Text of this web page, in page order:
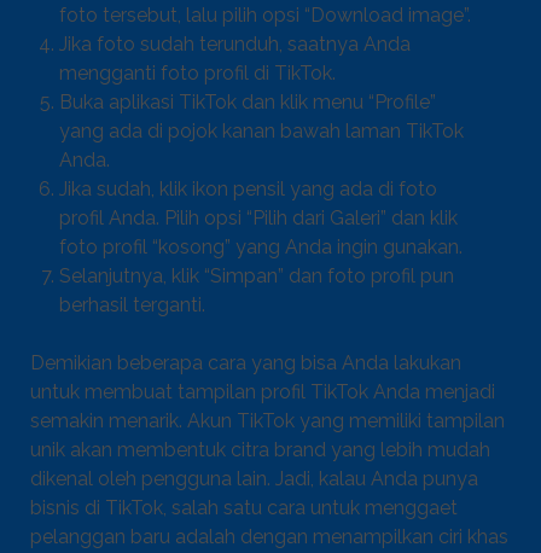
foto tersebut, lalu pilih opsi “Download image”.
Jika foto sudah terunduh, saatnya Anda
mengganti foto profil di TikTok.
Buka aplikasi TikTok dan klik menu “Profile”
yang ada di pojok kanan bawah laman TikTok
Anda.
Jika sudah, klik ikon pensil yang ada di foto
profil Anda. Pilih opsi “Pilih dari Galeri” dan klik
foto profil “kosong” yang Anda ingin gunakan.
Selanjutnya, klik “Simpan” dan foto profil pun
berhasil terganti.
Demikian beberapa cara yang bisa Anda lakukan
untuk membuat tampilan profil TikTok Anda menjadi
semakin menarik. Akun TikTok yang memiliki tampilan
unik akan membentuk citra brand yang lebih mudah
dikenal oleh pengguna lain. Jadi, kalau Anda punya
bisnis di TikTok, salah satu cara untuk menggaet
pelanggan baru adalah dengan menampilkan ciri khas